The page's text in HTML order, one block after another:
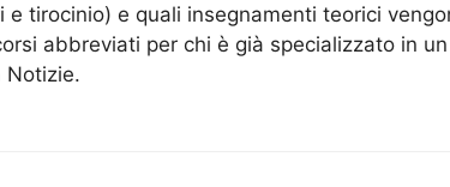
tirocinio) e quali insegnamenti teorici
abbreviati per chi è già specializzato in
Notizie.